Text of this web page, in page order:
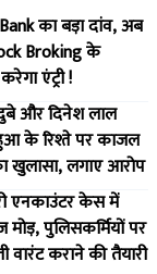
का बड़ा दांव, अब
Broking के
एंट्री !
और दिनेश लाल
के रिश्ते पर काजल
खुलासा, लगाए आरोप
एनकाउंटर केस में
पुलिसकर्मियों पर
वारंट कराने की तैयारी